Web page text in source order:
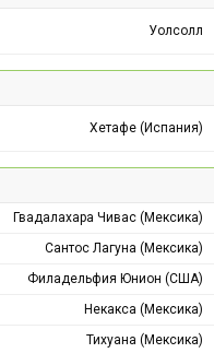
Уолсолл
Хетафе (Испания)
Гвадалахара Чивас (Мексика)
Сантос Лагуна (Мексика)
Филадельфия Юнион (США)
Некакса (Мексика)
Тихуана (Мексика)